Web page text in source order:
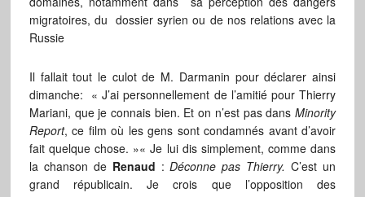
migratoires, du dossier syrien ou de nos relations avec la
Russie
Il fallait tout le culot de M. Darmanin pour déclarer ainsi
dimanche: « J’ai personnellement de l’amitié pour Thierry
Mariani, que je connais bien. Et on n’est pas dansMinority
Report, ce film où les gens sont condamnés avant d’avoir
fait quelque chose. »« Je lui dis simplement, comme dans
la chanson de Renaud :Déconne pas Thierry. C’est un
grand républicain. Je crois que l’opposition des